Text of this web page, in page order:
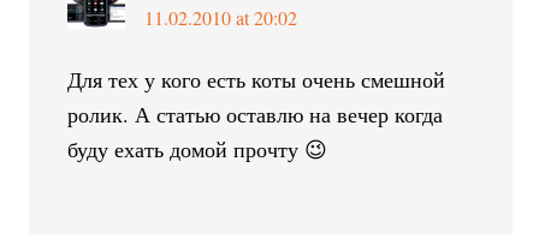
11.02.2010 at 20:02
Для тех у кого есть коты очень смешной
ролик. А статью оставлю на вечер когда
буду ехать домой прочту 😉